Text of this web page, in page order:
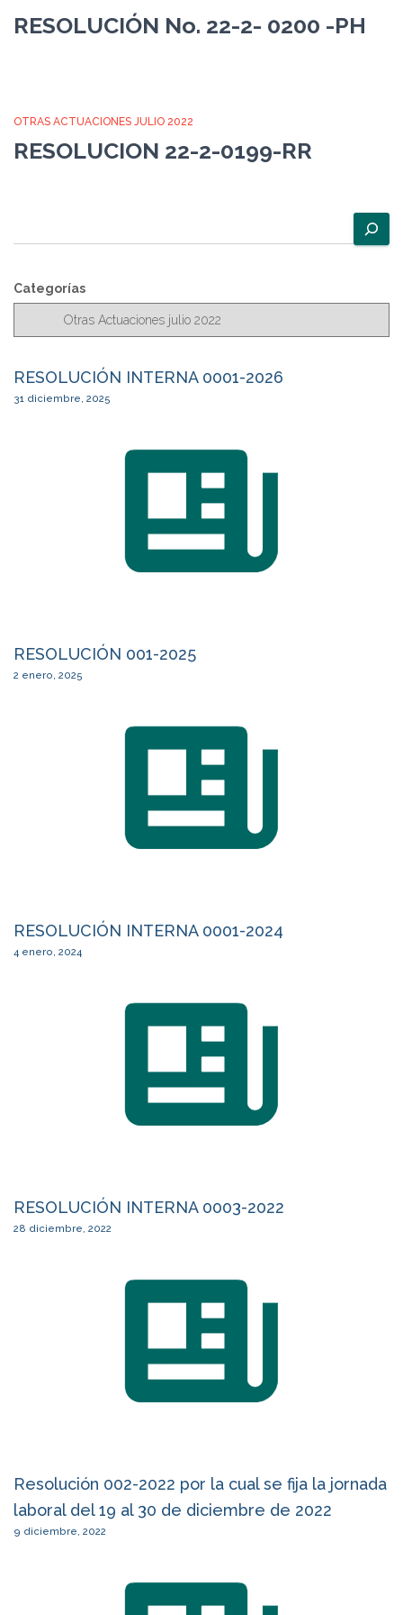
RESOLUCIÓN No. 22-2- 0200 -PH
OTRAS ACTUACIONES JULIO 2022
RESOLUCION 22-2-0199-RR
u
c
a
Categorías
RESOLUCIÓN INTERNA 0001-2026
31 diciembre, 2025
RESOLUCIÓN 001-2025
2 enero, 2025
RESOLUCIÓN INTERNA 0001-2024
4 enero, 2024
RESOLUCIÓN INTERNA 0003-2022
28 diciembre, 2022
Resolución 002-2022 por la cual se fija la jornada
laboral del 19 al 30 de diciembre de 2022
9 diciembre, 2022